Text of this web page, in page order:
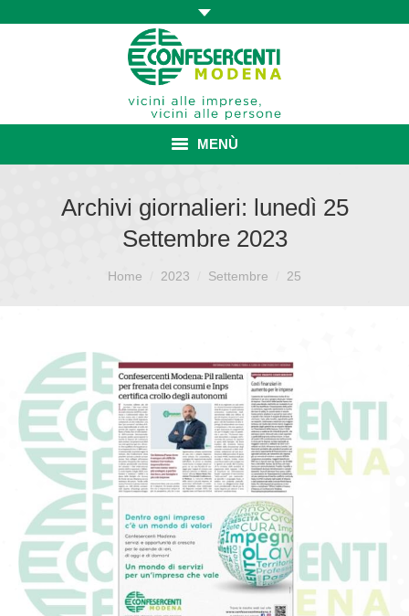
MENÙ
ASSOCIAZIONE
ISCRIZIONE E VANTAGGI
CATEGORIE SINDACALI
SERVIZI
GIOVEDÌ GASTRONOMICI
COMUNICATI E NEWS
CONTATTI
Archivi giornalieri: lunedì 25
Settembre 2023
Home 2023 Settembre 25